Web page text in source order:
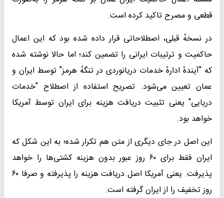
قطعی و مصرح تاکید کرده است.
در نسخهٔ قبلی، اصطلاحاتی قرار داده شده بود که این اعمال
حاکمیت و ترتیبات ایرانی را تضمین کند؛ اما حالا نوشته شده
که "آیندهٔ ادارهٔ خدمات دریانوردی در تنگهٔ هرمز" توسط ایران و
عمان تعیین می‌شود. تصریح استفاده از اصطلاح "خدمات
دریایی" یعنی تثبیت دریافت هزینه برای ایران توسط آمریکا
خواهد بود.
این اصل در جای دیگری از متن هم تکرار شده؛ به این شکل که
ایران فقط برای ۶۰ روز عبور بدون هزینه کشتی‌ها را خواهد
پذیرفت. یعنی آمریکا اصل دریافت هزینه را پذیرفته و صرفا ۶۰
روز تخفیف را از ایران گرفته است.